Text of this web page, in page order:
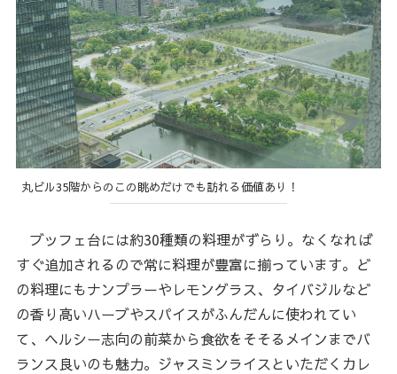
丸ビル35階からのこの眺めだけでも訪れる価値あり！
ブッフェ台には約30種類の料理がずらり。なくなれば
すぐ追加されるので常に料理が豊富に揃っています。ど
の料理にもナンプラーやレモングラス、タイバジルなど
の香り高いハーブやスパイスがふんだんに使われてい
て、ヘルシー志向の前菜から食欲をそそるメインまでバ
ランス良いのも魅力。ジャスミンライスといただくカレ